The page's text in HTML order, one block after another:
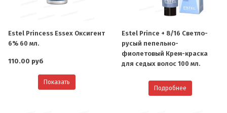
Estel Princess Essex Оксигент
6% 60 мл.
110.00 руб
Показать
Estel Prince + 8/16 Светло-
русый пепельно-
фиолетовый Крем-краска
для седых волос 100 мл.
Подробнее